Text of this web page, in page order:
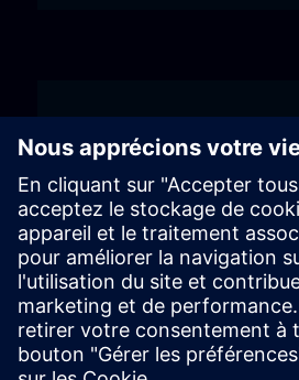
Unitechnik Systems GmbH
Einfahrt Schild "DIGI:LAB"
Fritz-Kotz-Str. 14
51674 Wiehl